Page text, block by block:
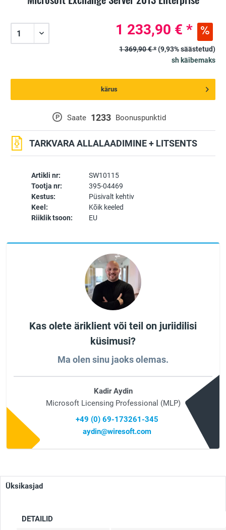
Artikli nr:
SW10115
Tootja nr:
395-04469
Kestus:
Püsivalt kehtiv
Keel:
Kõik keeled
Riiklik tsoon:
EU
P Saate 1233 Boonuspunktid
TARKVARA ALLALAADIMINE + LITSENTS
1 233,90 € *
1 369,90 € *(9,93% säästetud)
sh käibemaks
kärus
Kas olete äriklient või teil on juriidilisi
küsimusi?
Ma olen sinu jaoks olemas.
Kadir Aydin
Microsoft Licensing Professional (MLP)
+49 (0) 69-173261-345
aydin@wiresoft.com
Üksikasjad
DETAILID